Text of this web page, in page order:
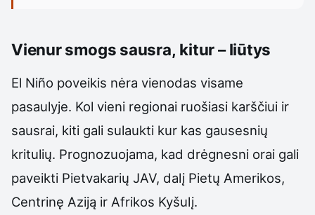
Vienur smogs sausra, kitur – liūtys
El Niño poveikis nėra vienodas visame
pasaulyje. Kol vieni regionai ruošiasi karščiui ir
sausrai, kiti gali sulaukti kur kas gausesnių
kritulių. Prognozuojama, kad drėgnesni orai gali
paveikti Pietvakarių JAV, dalį Pietų Amerikos,
Centrinę Aziją ir Afrikos Kyšulį.